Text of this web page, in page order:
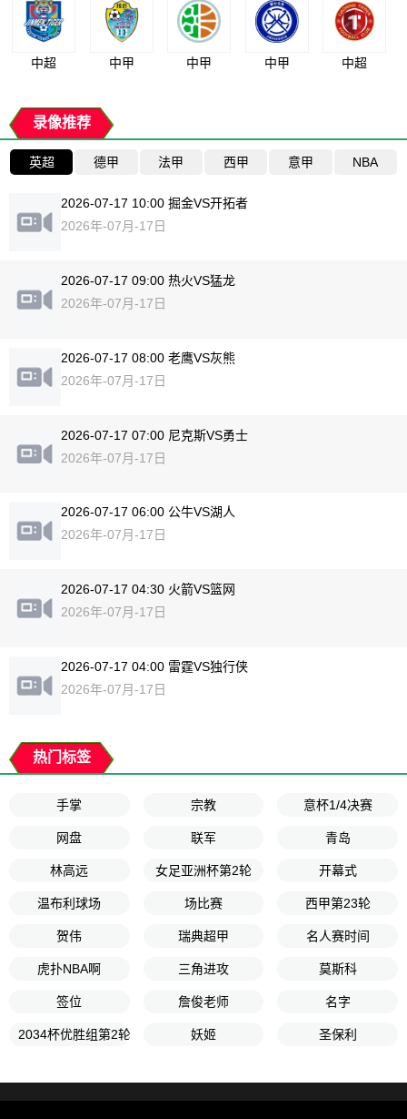
中超 中甲 中甲 中甲 中超
录像推荐
英超 德甲 法甲 西甲 意甲 NBA
2026-07-17 10:00 掘金VS开拓者
2026年-07月-17日
2026-07-17 09:00 热火VS猛龙
2026年-07月-17日
2026-07-17 08:00 老鹰VS灰熊
2026年-07月-17日
2026-07-17 07:00 尼克斯VS勇士
2026年-07月-17日
2026-07-17 06:00 公牛VS湖人
2026年-07月-17日
2026-07-17 04:30 火箭VS篮网
2026年-07月-17日
2026-07-17 04:00 雷霆VS独行侠
2026年-07月-17日
热门标签
手掌 宗教 意杯1/4决赛
网盘 联军 青岛
林高远 女足亚洲杯第2轮 开幕式
温布利球场 场比赛 西甲第23轮
贺伟 瑞典超甲 名人赛时间
虎扑NBA啊 三角进攻 莫斯科
签位 詹俊老师 名字
2034杯优胜组第2轮 妖姬 圣保利